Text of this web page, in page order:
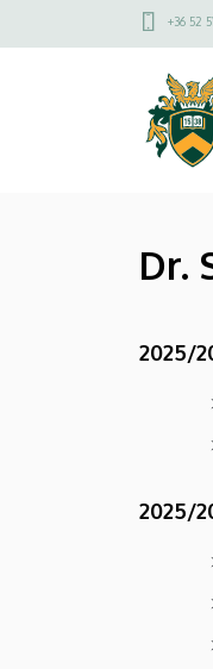
tematikái
Történelmi
a
Felső
menü
+36 52
Dr.
2025/
2025/